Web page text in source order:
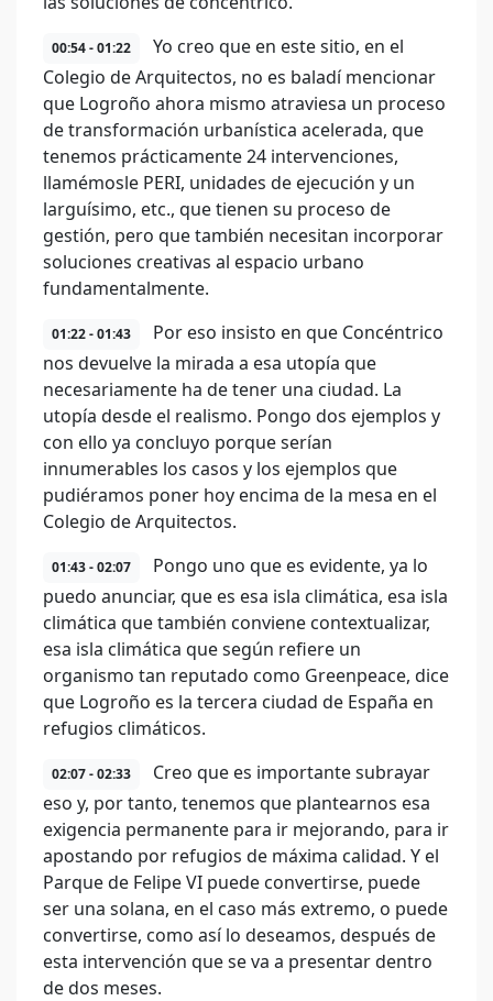
00:54 - 01:22
Yo creo que en este sitio, en el
Colegio de Arquitectos, no es baladí mencionar
que Logroño ahora mismo atraviesa un proceso
de transformación urbanística acelerada, que
tenemos prácticamente 24 intervenciones,
llamémosle PERI, unidades de ejecución y un
larguísimo, etc., que tienen su proceso de
gestión, pero que también necesitan incorporar
soluciones creativas al espacio urbano
fundamentalmente.
01:22 - 01:43
Por eso insisto en que Concéntrico
nos devuelve la mirada a esa utopía que
necesariamente ha de tener una ciudad. La
utopía desde el realismo. Pongo dos ejemplos y
con ello ya concluyo porque serían
innumerables los casos y los ejemplos que
pudiéramos poner hoy encima de la mesa en el
Colegio de Arquitectos.
01:43 - 02:07
Pongo uno que es evidente, ya lo
puedo anunciar, que es esa isla climática, esa isla
climática que también conviene contextualizar,
esa isla climática que según refiere un
organismo tan reputado como Greenpeace, dice
que Logroño es la tercera ciudad de España en
refugios climáticos.
02:07 - 02:33
Creo que es importante subrayar
eso y, por tanto, tenemos que plantearnos esa
exigencia permanente para ir mejorando, para ir
apostando por refugios de máxima calidad. Y el
Parque de Felipe VI puede convertirse, puede
ser una solana, en el caso más extremo, o puede
convertirse, como así lo deseamos, después de
esta intervención que se va a presentar dentro
de dos meses.